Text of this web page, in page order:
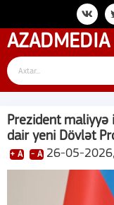
AZADMEDIA
Prezident
dair yeni Dövlət
+ A - A 26-05-